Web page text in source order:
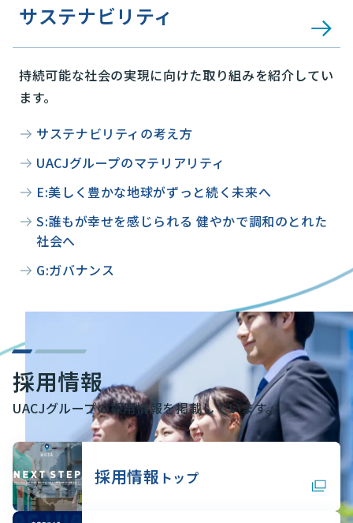
サステナビリティ
持続可能な社会の実現に向けた取り組みを紹介してい
ます。
サステナビリティの考え方
UACJグループのマテリアリティ
E:美しく豊かな地球がずっと続く未来へ
S:誰もが幸せを感じられる 健やかで調和のとれた
社会へ
G:ガバナンス
採用情報
UACJグループの採用情報を掲載しています。
採用情報 トップ